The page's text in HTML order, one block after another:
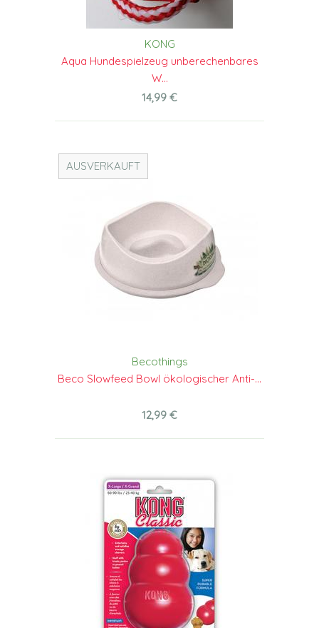
KONG
Aqua Hundespielzeug unberechenbares
W...
14,99 €
AUSVERKAUFT
Becothings
Beco Slowfeed Bowl ökologischer Anti-...
12,99 €